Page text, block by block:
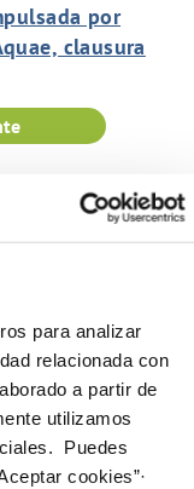
para analizar
relacionada con
a partir de
utilizamos
Puedes
cookies”·
por
clausura
99 de 102